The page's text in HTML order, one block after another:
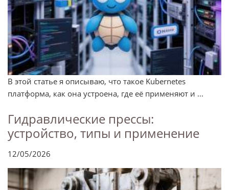
В этой статье я описываю, что такое Kubernetes
платформа, как она устроена, где её применяют и ...
Гидравлические прессы:
устройство, типы и применение
12/05/2026